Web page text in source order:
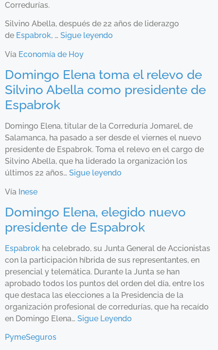
Corredurías.
Silvino Abella, después de 22 años de liderazgo
de Espabrok, … Sigue leyendo
Vía Economía de Hoy
Domingo Elena toma el relevo de
Silvino Abella como presidente de
Espabrok
Domingo Elena, titular de la Correduría Jomarel, de
Salamanca, ha pasado a ser desde el viernes el nuevo
presidente de Espabrok. Toma el relevo en el cargo de
Silvino Abella, que ha liderado la organización los
últimos 22 años… Sigue leyendo
Vía Inese
Domingo Elena, elegido nuevo
presidente de Espabrok
Espabrok ha celebrado, su Junta General de Accionistas
con la participación híbrida de sus representantes, en
presencial y telemática. Durante la Junta se han
aprobado todos los puntos del orden del día, entre los
que destaca las elecciones a la Presidencia de la
organización profesional de corredurías, que ha recaído
en Domingo Elena… Sigue Leyendo
PymeSeguros